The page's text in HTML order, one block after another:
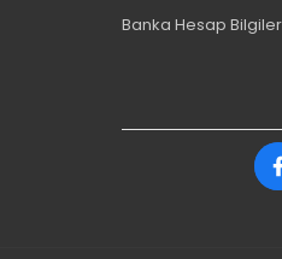
Banka Hesap